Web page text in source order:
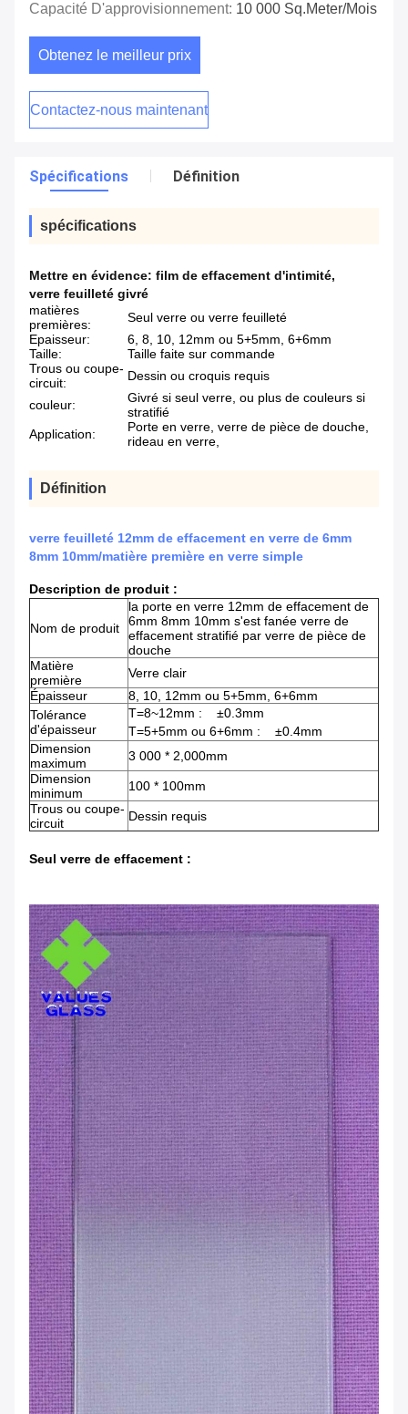
Capacité D'approvisionnement: 10 000 Sq.meter/mois
Obtenez le meilleur prix
Contactez-nous maintenant
Spécifications Définition
spécifications
Mettre en évidence: film de effacement d'intimité,
verre feuilleté givré
matières
premières:
Seul verre ou verre feuilleté
Epaisseur:
6, 8, 10, 12mm ou 5+5mm, 6+6mm
Taille:
Taille faite sur commande
Trous ou coupe-
circuit:
Dessin ou croquis requis
couleur:
Givré si seul verre, ou plus de couleurs si
stratifié
Application:
Porte en verre, verre de pièce de douche,
rideau en verre,
Définition
verre feuilleté 12mm de effacement en verre de 6mm
8mm 10mm/matière première en verre simple
Description de produit :
Nom de produit
la porte en verre 12mm de effacement de
6mm 8mm 10mm s'est fanée verre de
effacement stratifié par verre de pièce de
douche
Matière
première
Verre clair
Épaisseur
8, 10, 12mm ou 5+5mm, 6+6mm
Tolérance
d'épaisseur
T=8~12mm : ±0.3mm
T=5+5mm ou 6+6mm : ±0.4mm
Dimension
maximum
3 000 * 2,000mm
Dimension
minimum
100 * 100mm
Trous ou coupe-
circuit
Dessin requis
Seul verre de effacement :